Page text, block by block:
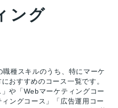
ング
種スキルのうち、特にマーケ
おすすめのコース一覧です。
」や「Webマーケティングコー
ングコース」「広告運用コー